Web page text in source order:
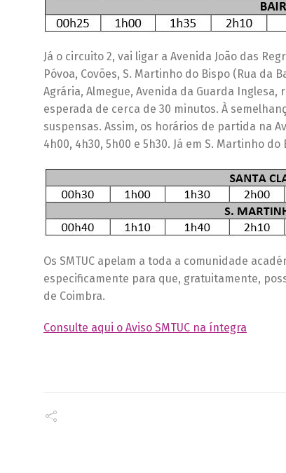
Já o circuito 2, vai ligar a Avenida João das
Póvoa, Covões, S. Martinho do Bispo (Rua da
Agrária, Almegue, Avenida da Guarda
esperada de cerca de 30 minutos. À
suspensas. Assim, os horários de partida na
4h00, 4h30, 5h00 e 5h30. Já em S. Martinho do
Os SMTUC apelam a toda a comunidade
especificamente para que, gratuitamente,
de Coimbra.
Consulte aqui o Aviso SMTUC na íntegra